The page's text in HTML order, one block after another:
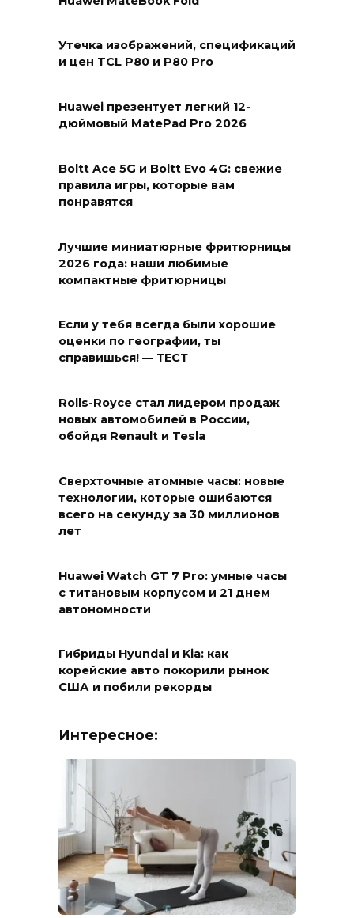
Утечка изображений, спецификаций
и цен TCL P80 и P80 Pro
Huawei презентует легкий 12-
дюймовый MatePad Pro 2026
Boltt Ace 5G и Boltt Evo 4G: свежие
правила игры, которые вам
понравятся
Лучшие миниатюрные фритюрницы
2026 года: наши любимые
компактные фритюрницы
Если у тебя всегда были хорошие
оценки по географии, ты
справишься! — ТЕСТ
Rolls-Royce стал лидером продаж
новых автомобилей в России,
обойдя Renault и Tesla
Сверхточные атомные часы: новые
технологии, которые ошибаются
всего на секунду за 30 миллионов
лет
Huawei Watch GT 7 Pro: умные часы
с титановым корпусом и 21 днем
автономности
Гибриды Hyundai и Kia: как
корейские авто покорили рынок
США и побили рекорды
Интересное: